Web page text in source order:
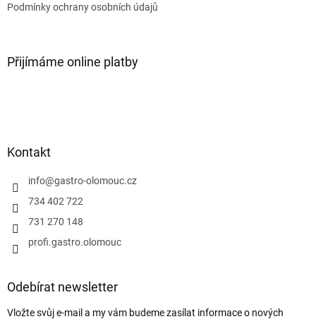
Podmínky ochrany osobních údajů
Přijímáme online platby
Kontakt
info@gastro-olomouc.cz
734 402 722
731 270 148
profi.gastro.olomouc
Odebírat newsletter
Vložte svůj e-mail a my vám budeme zasílat informace o nových